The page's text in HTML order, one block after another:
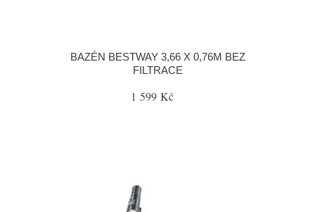
BAZÉN BESTWAY 3,66 X 0,76M BEZ
FILTRACE
1 599 Kč